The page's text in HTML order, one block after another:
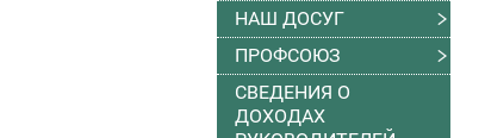
НАШ ДОСУГ
ПРОФСОЮЗ
СВЕДЕНИЯ О
ДОХОДАХ